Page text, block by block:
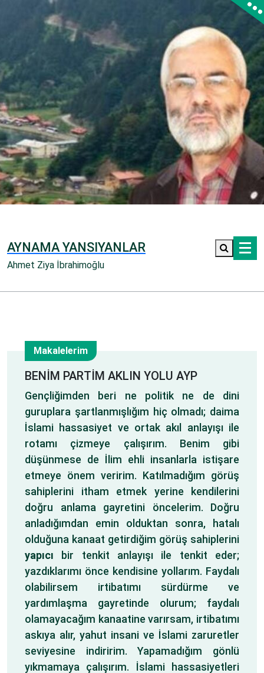
AYNAMA YANSIYANLAR
Ahmet Ziya İbrahimoğlu
20
Mar
Makalelerim
BENİM PARTİM AKLIN YOLU AYP
Gençliğimden beri ne politik ne de dini
guruplara şartlanmışlığım hiç olmadı; daima
İslami hassasiyet ve ortak akıl anlayışı ile
rotamı çizmeye çalışırım. Benim gibi
düşünmese de İlim ehli insanlarla istişare
etmeye önem veririm. Katılmadığım görüş
sahiplerini itham etmek yerine kendilerini
doğru anlama gayretini öncelerim. Doğru
anladığımdan emin olduktan sonra, hatalı
olduğuna kanaat getirdiğim görüş sahiplerini
yapıcı bir tenkit anlayışı ile tenkit eder;
yazdıklarımı önce kendisine yollarım. Faydalı
olabilirsem irtibatımı sürdürme ve
yardımlaşma gayretinde olurum; faydalı
olamayacağım kanaatine varırsam, irtibatımı
askıya alır, yahut insani ve İslami zaruretler
seviyesine indiririm. Yapamadığım gönlü
yıkmamaya çalışırım. İslami hassasiyetleri